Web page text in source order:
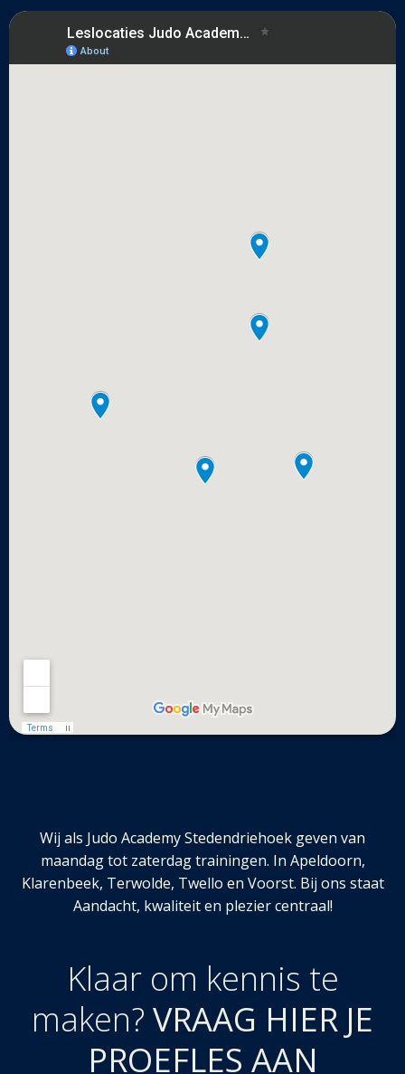
Wij als Judo Academy Stedendriehoek geven van
maandag tot zaterdag trainingen. In Apeldoorn,
Klarenbeek, Terwolde, Twello en Voorst. Bij ons staat
Aandacht, kwaliteit en plezier centraal!
Klaar om kennis te
maken? VRAAG HIER JE
PROEFLES AAN